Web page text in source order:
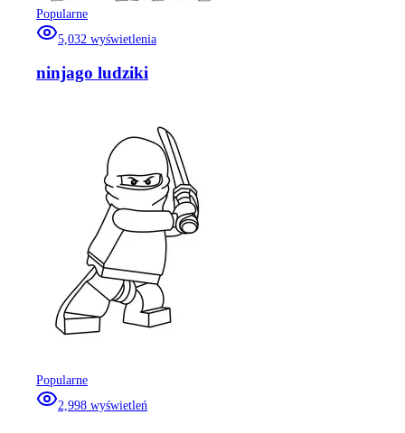
Popularne
5,032 wyświetlenia
ninjago ludziki
Popularne
2,998 wyświetleń